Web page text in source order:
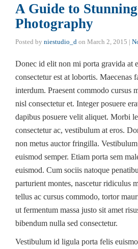
A Guide to
Photography
Posted by niestudio_d on March 2, 2015 |
Donec id elit non mi porta gravida at
consectetur est at lobortis. Maecenas
interdum. Praesent commodo cursus
nisl consectetur et. Integer posuere
dapibus posuere velit aliquet. Morbi
consectetur ac, vestibulum at eros.
non metus auctor fringilla.
euismod semper. Etiam porta sem
euismod. Cum sociis natoque
parturient montes, nascetur ridiculus
tellus ac cursus commodo, tortor
ut fermentum massa justo sit amet
bibendum nulla sed consectetur.
Vestibulum id ligula porta felis